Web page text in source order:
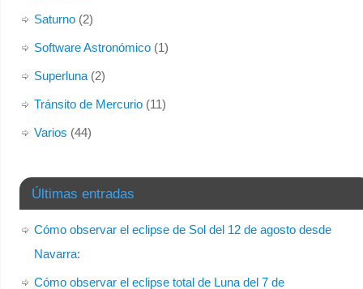
Saturno(2)
Software Astronómico(1)
Superluna(2)
Tránsito de Mercurio(11)
Varios (44)
Últimas entradas
Cómo observar el eclipse de Sol del 12 de agosto desde
Navarra:
Cómo observar el eclipse total de Luna del 7 de